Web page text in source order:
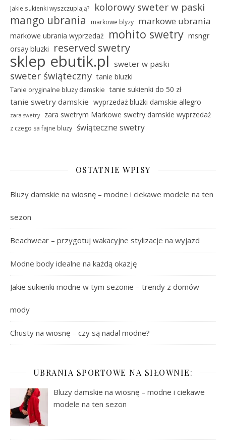
Jakie sukienki wyszczuplają?
kolorowy sweter w paski
mango ubrania markowe blyzy markowe ubrania
markowe ubrania wyprzedaż mohito swetry msngr
orsay bluzki
reserved swetry
sklep ebutik.pl sweter w paski
sweter świąteczny tanie bluzki
Tanie oryginalne bluzy damskie tanie sukienki do 50 zł
tanie swetry damskie wyprzedaż bluzki damskie allegro
zara swetry zara swetrym Markowe swetry damskie wyprzedaż
z czego sa fajne bluzy świąteczne swetry
OSTATNIE WPISY
Bluzy damskie na wiosnę – modne i ciekawe modele na ten
sezon
Beachwear – przygotuj wakacyjne stylizacje na wyjazd
Modne body idealne na każdą okazję
Jakie sukienki modne w tym sezonie – trendy z domów
mody
Chusty na wiosnę – czy są nadal modne?
UBRANIA SPORTOWE NA SIŁOWNIE:
Bluzy damskie na wiosnę – modne i ciekawe
modele na ten sezon